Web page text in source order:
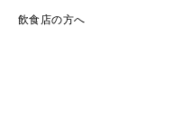
飲食店の方へ